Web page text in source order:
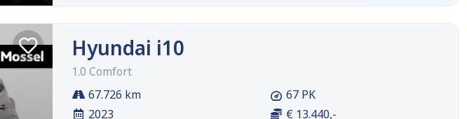
Hyundai i10
1.0 Comfort
67.726 km
2023
67 PK
€ 13.440,-